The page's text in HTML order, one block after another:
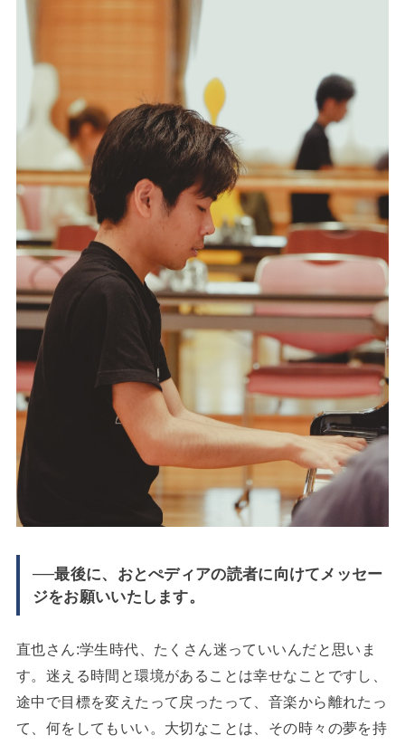
──最後に、おとぺディアの読者に向けてメッセー
ジをお願いいたします。
直也さん:学生時代、たくさん迷っていいんだと思いま
す。迷える時間と環境があることは幸せなことですし、
途中で目標を変えたって戻ったって、音楽から離れたっ
て、何をしてもいい。大切なことは、その時々の夢を持